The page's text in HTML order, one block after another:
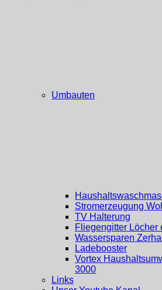
Umbauten
Stromerzeugung
TV Halterung
Fliegengitter Löcher
Wassersparen
Ladebooster
Vortex
3000
Links